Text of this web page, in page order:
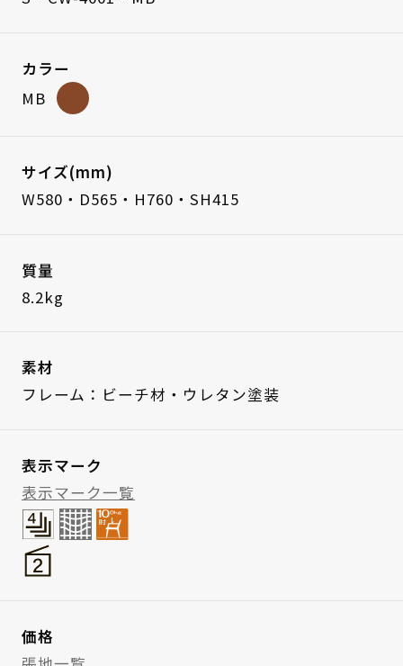
カラー
MB
サイズ(mm)
W580・D565・H760・SH415
質量
8.2kg
素材
フレーム：ビーチ材・ウレタン塗装
表示マーク
表示マーク一覧
価格